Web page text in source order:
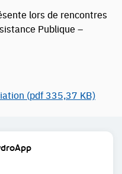
lors de rencontres
Publique –
(pdf 335,37 KB)